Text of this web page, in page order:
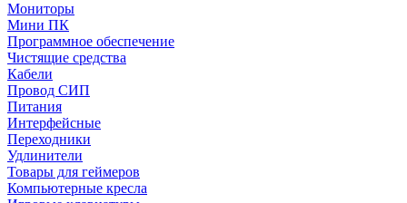
Мониторы
Мини ПК
Программное обеспечение
Чистящие средства
Кабели
Провод СИП
Питания
Интерфейсные
Переходники
Удлинители
Товары для геймеров
Компьютерные кресла